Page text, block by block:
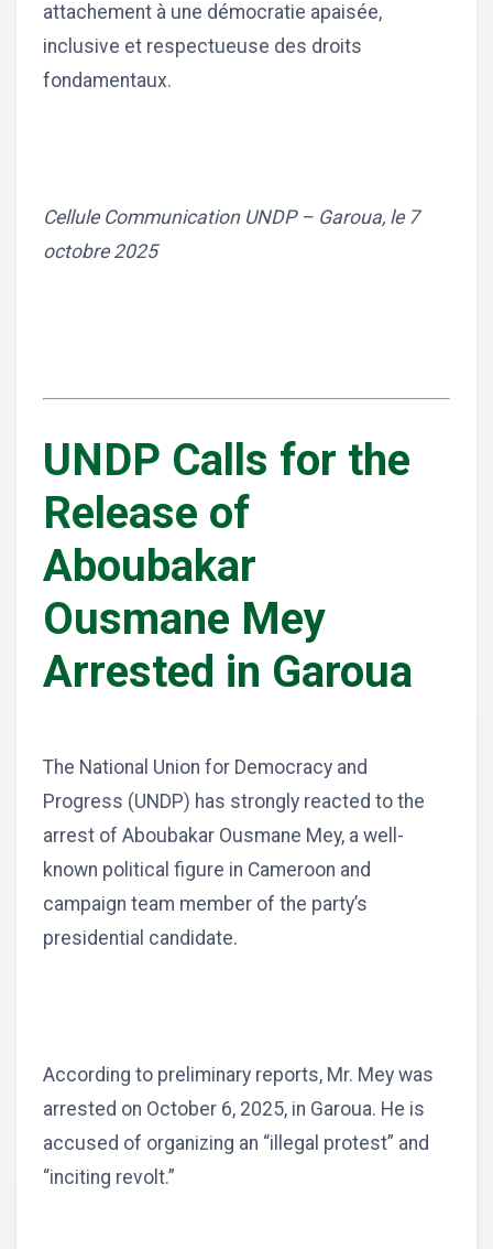
attachement à une démocratie apaisée,
inclusive et respectueuse des droits
fondamentaux.
Cellule Communication UNDP – Garoua, le 7
octobre 2025
UNDP Calls for the
Release of
Aboubakar
Ousmane Mey
Arrested in Garoua
The National Union for Democracy and
Progress (UNDP) has strongly reacted to the
arrest of Aboubakar Ousmane Mey, a well-
known political figure in Cameroon and
campaign team member of the party’s
presidential candidate.
According to preliminary reports, Mr. Mey was
arrested on October 6, 2025, in Garoua. He is
accused of organizing an “illegal protest” and
“inciting revolt.”